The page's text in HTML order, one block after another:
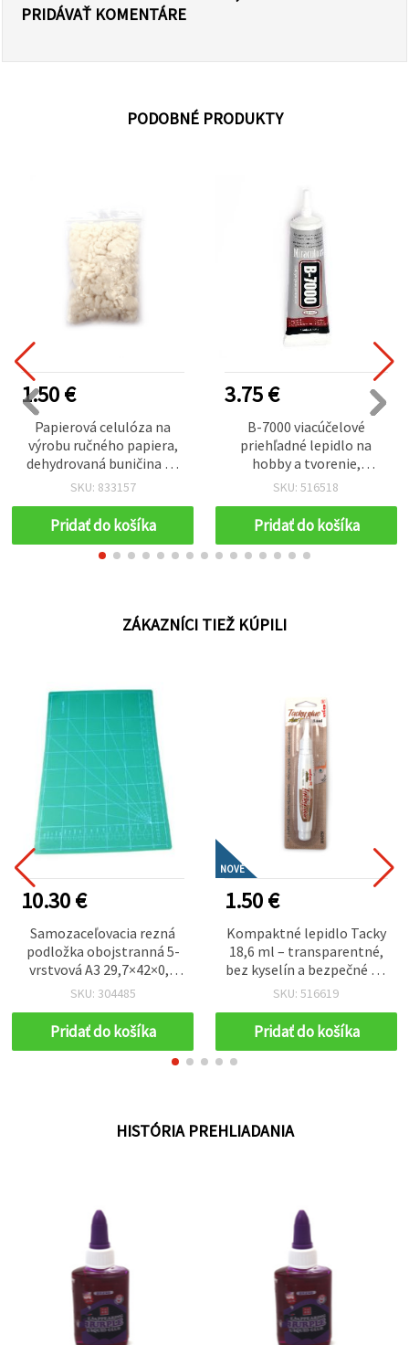
PRIDÁVAŤ KOMENTÁRE
PODOBNÉ PRODUKTY
1.50 €
Papierová celulóza na
výrobu ručného papiera,
dehydrovaná buničina na
kreatívne tvorenie – 50 g
SKU: 833157
Pridať do košíka
3.75 €
B-7000 viacúčelové
priehľadné lepidlo na
hobby a tvorenie,
jednozložkové, 50 ml
SKU: 516518
Pridať do košíka
ZÁKAZNÍCI TIEŽ KÚPILI
10.30 €
Samozaceľovacia rezná
podložka obojstranná 5-
vrstvová A3 29,7×42×0,3
cm
SKU: 304485
Pridať do košíka
NOVÉ
1.50 €
Kompaktné lepidlo Tacky
18,6 ml – transparentné,
bez kyselín a bezpečné na
fotky a papier – ideálne na
cardmaking a kreatívne
tvorenie
SKU: 516619
Pridať do košíka
HISTÓRIA PREHLIADANIA